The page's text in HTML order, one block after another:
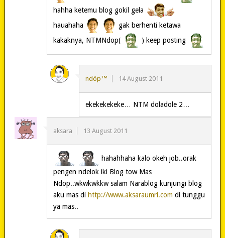
hahha ketemu blog gokil gela
hauahaha
gak berhenti ketawa
kakaknya, NTMNdop(
) keep posting
ndöp™ 14 August 2011
ekekekekeke… NTM doladole 2…
aksara 13 August 2011
hahahhaha kalo okeh job..orak
pengen ndelok iki Blog tow Mas
Ndop..wkwkwkkw salam Narablog kunjungi blog
aku mas di http://www.aksaraumri.com di tunggu
ya mas..